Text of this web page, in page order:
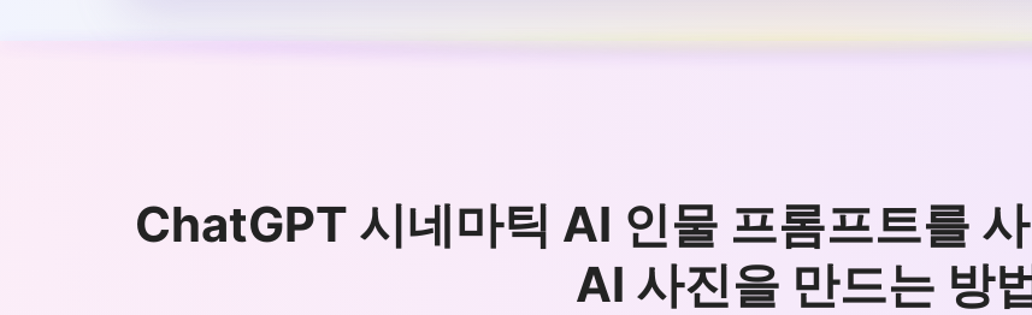
ChatGPT 시네마틱 AI 인물 프롬프트를
AI 사진을 만드는 방